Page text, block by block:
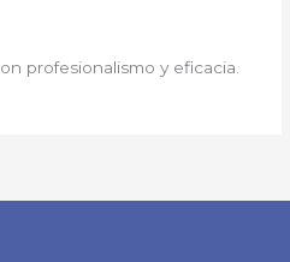
profesionalismo y eficacia.